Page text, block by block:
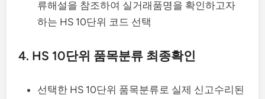
류해설을 참조하여 실거래품명을 확인하고자
하는 HS 10단위 코드 선택
4. HS 10단위 품목분류 최종확인
선택한 HS 10단위 품목분류로 실제 신고수리된